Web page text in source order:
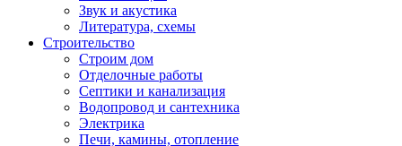
Звук и акустика
Литература, схемы
Строительство
Строим дом
Отделочные работы
Септики и канализация
Водопровод и сантехника
Электрика
Печи, камины, отопление